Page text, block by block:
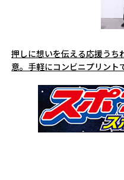
押しに想いを伝える応援うち
意。手軽にコンビニプリント